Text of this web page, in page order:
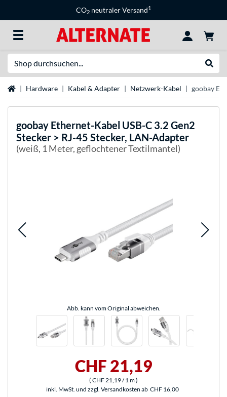
CO2 neutraler Versand1
StartseiteHardware Kabel & Adapter Netzwerk-Kabel goobay
goobay Ethernet-Kabel USB-C 3.2 Gen2
Stecker > RJ-45 Stecker, LAN-Adapter
(weiß, 1 Meter, geflochtener Textilmantel)
Abb. kann vom Original abweichen.
CHF 21,19
( CHF 21,19/ 1 m)
inkl. MwSt. und zzgl. Versandkosten ab CHF 16,00